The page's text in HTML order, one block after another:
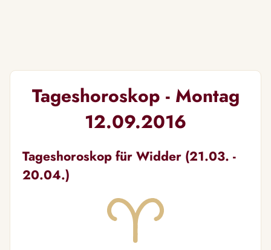
Tageshoroskop - Montag
12.09.2016
Tageshoroskop für Widder (21.03. -
20.04.)